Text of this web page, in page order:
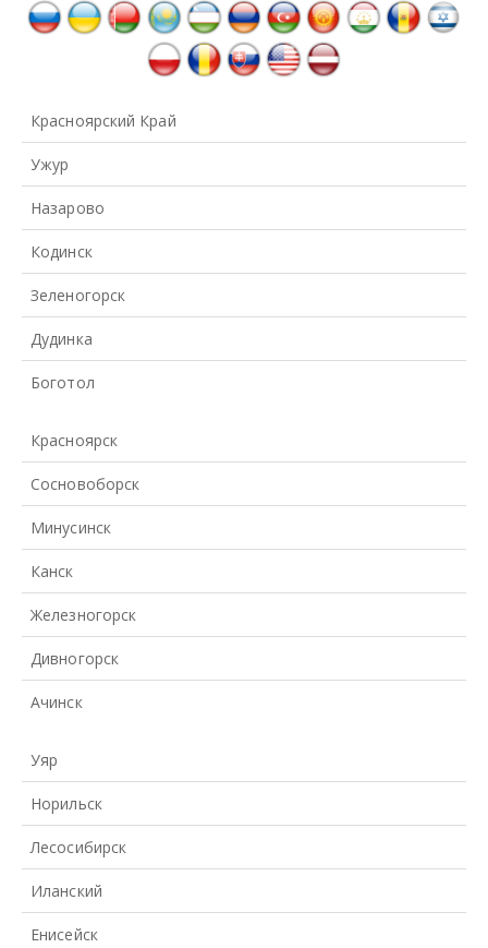
Красноярский Край
Ужур
Назарово
Кодинск
Зеленогорск
Дудинка
Боготол
Красноярск
Сосновоборск
Минусинск
Канск
Железногорск
Дивногорск
Ачинск
Уяр
Норильск
Лесосибирск
Иланский
Енисейск